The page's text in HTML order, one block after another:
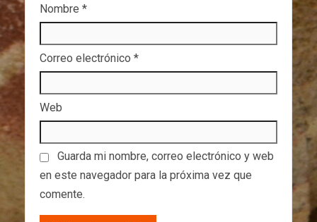
Nombre *
Correo electrónico *
Web
Guarda mi nombre, correo electrónico y web
en este navegador para la próxima vez que
comente.